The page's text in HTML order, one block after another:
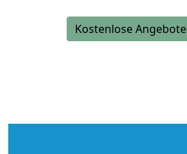
Kostenlose